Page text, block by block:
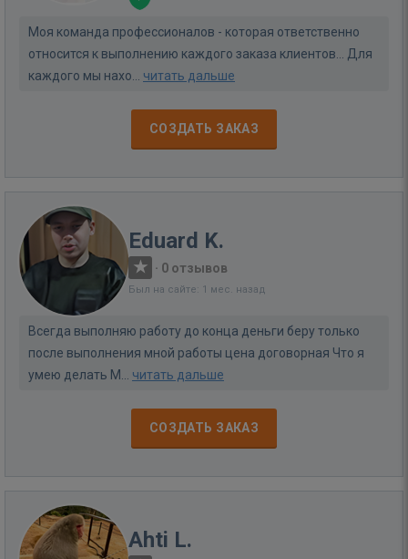
Моя команда профессионалов - которая ответственно
относится к выполнению каждого заказа клиентов... Для
каждого мы нахо... читать дальше
СОЗДАТЬ ЗАКАЗ
Eduard K.
· 0 отзывов
Был на сайте: 1 мес. назад
Всегда выполняю работу до конца деньги беру только
после выполнения мной работы цена договорная Что я
умею делать М... читать дальше
СОЗДАТЬ ЗАКАЗ
Ahti L.